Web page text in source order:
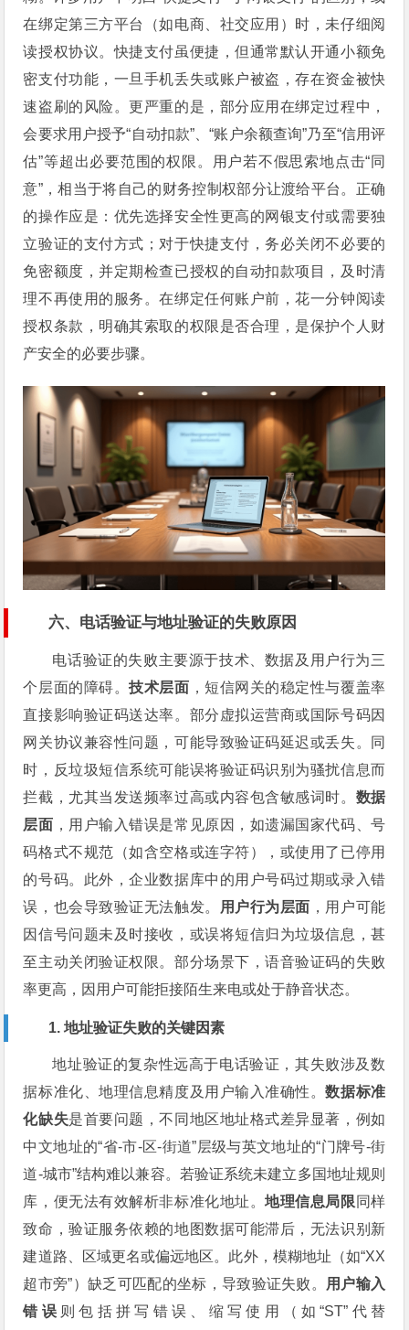
在绑定第三方平台（如电商、社交应用）时，未仔细阅
读授权协议。快捷支付虽便捷，但通常默认开通小额免
密支付功能，一旦手机丢失或账户被盗，存在资金被快
速盗刷的风险。更严重的是，部分应用在绑定过程中，
会要求用户授予“自动扣款”、“账户余额查询”乃至“信用评
估”等超出必要范围的权限。用户若不假思索地点击“同
意”，相当于将自己的财务控制权部分让渡给平台。正确
的操作应是：优先选择安全性更高的网银支付或需要独
立验证的支付方式；对于快捷支付，务必关闭不必要的
免密额度，并定期检查已授权的自动扣款项目，及时清
理不再使用的服务。在绑定任何账户前，花一分钟阅读
授权条款，明确其索取的权限是否合理，是保护个人财
产安全的必要步骤。
六、电话验证与地址验证的失败原因
电话验证的失败主要源于技术、数据及用户行为三
个层面的障碍。技术层面 ，短信网关的稳定性与覆盖率
直接影响验证码送达率。部分虚拟运营商或国际号码因
网关协议兼容性问题，可能导致验证码延迟或丢失。同
时，反垃圾短信系统可能误将验证码识别为骚扰信息而
拦截，尤其当发送频率过高或内容包含敏感词时。 数据
层面 ，用户输入错误是常见原因，如遗漏国家代码、号
码格式不规范（如含空格或连字符），或使用了已停用
的号码。此外，企业数据库中的用户号码过期或录入错
误，也会导致验证无法触发。 用户行为层面 ，用户可能
因信号问题未及时接收，或误将短信归为垃圾信息，甚
至主动关闭验证权限。部分场景下，语音验证码的失败
率更高，因用户可能拒接陌生来电或处于静音状态。
1. 地址验证失败的关键因素
地址验证的复杂性远高于电话验证，其失败涉及数
据标准化、地理信息精度及用户输入准确性。数据标准
化缺失是首要问题，不同地区地址格式差异显著，例如
中文地址的“省-市-区-街道”层级与英文地址的“门牌号-街
道-城市”结构难以兼容。若验证系统未建立多国地址规则
库，便无法有效解析非标准化地址。地理信息局限 同样
致命，验证服务依赖的地图数据可能滞后，无法识别新
建道路、区域更名或偏远地区。此外，模糊地址（如“XX
超市旁”）缺乏可匹配的坐标，导致验证失败。 用户输入
错误 则包括拼写错误、缩写使用（如“ST”代替